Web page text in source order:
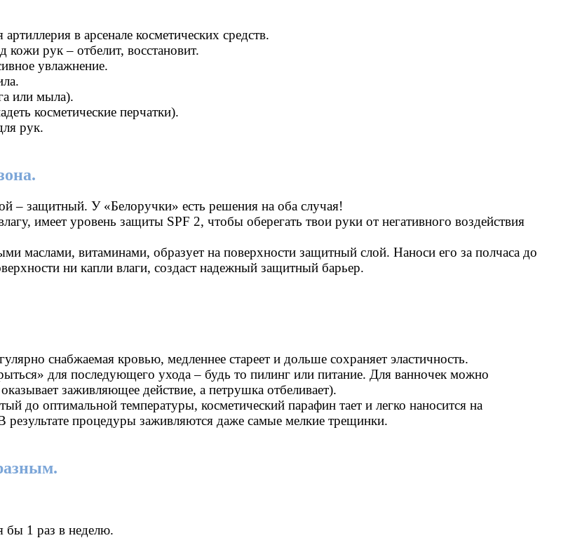
в арсенале косметических средств.
рук – отбелит, восстановит.
увлажнение.
или мыла).
косметические перчатки).
рук.
– защитный. У «Белоручки» есть решения на оба случая!
имеет уровень защиты SPF 2, чтобы оберегать твои руки от негативного воздействия
маслами, витаминами, образует на поверхности защитный слой. Наноси его за полчаса до
ни капли влаги, создаст надежный защитный барьер.
снабжаемая кровью, медленнее стареет и дольше сохраняет эластичность.
для последующего ухода – будь то пилинг или питание. Для ванночек можно
заживляющее действие, а петрушка отбеливает).
до оптимальной температуры, косметический парафин тает и легко наносится на
процедуры заживляются даже самые мелкие трещинки.
бы 1 раз в неделю.